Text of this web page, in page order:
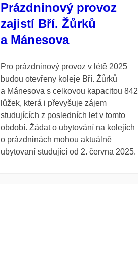
Prázdninový provoz
zajistí Bří. Žůrků
a Mánesova
Pro prázdninový provoz v létě 2025
budou otevřeny koleje Bří. Žůrků
a Mánesova s celkovou kapacitou 842
lůžek, která i převyšuje zájem
studujících z posledních let v tomto
období. Žádat o ubytování na kolejích
o prázdninách mohou aktuálně
ubytovaní studující od 2. června 2025.